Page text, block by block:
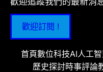
歡迎訂閱 !
首頁數位科技AI人工
歷史探討時事評論